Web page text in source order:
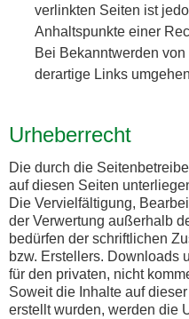
verlinkten Seiten ist
Anhaltspunkte einer
Bei Bekanntwerden
derartige Links
Urheberrecht
Die durch die
auf diesen Seiten
Die Vervielfältigung,
der Verwertung außerhalb
bedürfen der schriftlichen
bzw. Erstellers. Downloads
für den privaten, nicht
Soweit die Inhalte auf
erstellt wurden, werden die